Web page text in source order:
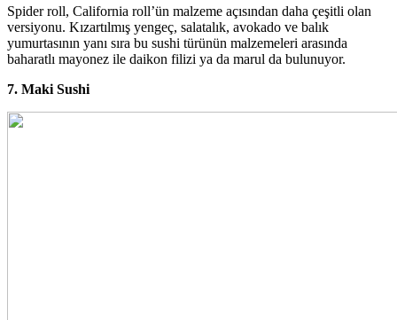
Spider roll, California roll’ün malzeme açısından daha çeşitli olan
versiyonu. Kızartılmış yengeç, salatalık, avokado ve balık
yumurtasının yanı sıra bu sushi türünün malzemeleri arasında
baharatlı mayonez ile daikon filizi ya da marul da bulunuyor.
7. Maki Sushi